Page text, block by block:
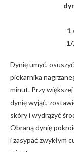
1
Dynię umyć,
piekarnika
minut. Przy
dynię wyjąć,
skóry i wydrążyć
Obraną dynię
i zasypać zwykłym